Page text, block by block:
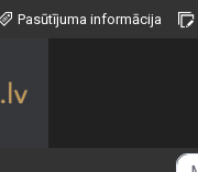
Pasūtījuma informācija